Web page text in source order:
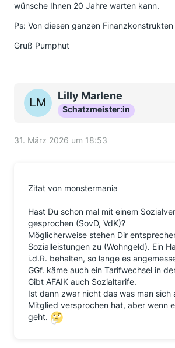
wünsche Ihnen 20 Jahre warten kann.
Ps: Von diesen ganzen
Gruß Pumphut
Lilly Marlene
Schatzmeister:in
31. März 2026 um 18:53
Zitat von monstermania
Hast Du schon mal mit einem
gesprochen (SovD, VdK)?
Möglicherweise stehen Dir
Sozialleistungen zu (Wohngeld). Ein
i.d.R. behalten, so lange es
GGf. käme auch ein Tarifwechsel in
Gibt AFAIK auch Sozialtarife.
Ist dann zwar nicht das was man sich
Mitglied versprochen hat, aber wenn
geht.